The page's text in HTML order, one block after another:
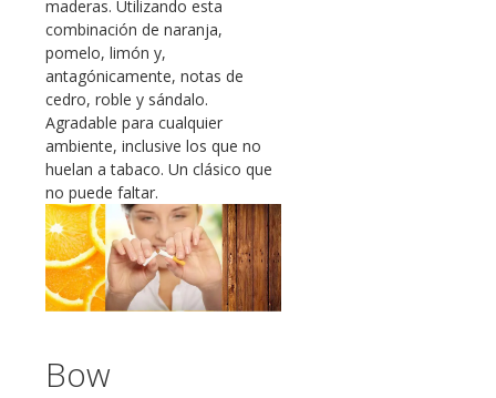
maderas. Utilizando esta
combinación de naranja,
pomelo, limón y,
antagónicamente, notas de
cedro, roble y sándalo.
Agradable para cualquier
ambiente, inclusive los que no
huelan a tabaco. Un clásico que
no puede faltar.
Bow